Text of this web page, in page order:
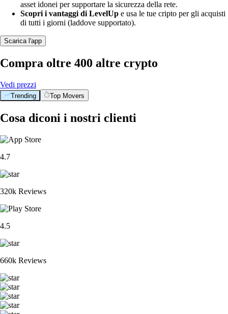
asset idonei per supportare la sicurezza della rete.
Scopri i vantaggi di LevelUp e usa le tue cripto per gli acquisti
di tutti i giorni (laddove supportato).
Scarica l'app
Compra oltre 400 altre crypto
Vedi prezzi
Trending Top Movers
Cosa diconi i nostri clienti
4.7
320k Reviews
4.5
660k Reviews